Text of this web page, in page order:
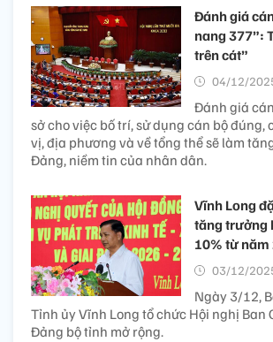
Đánh giá
nang 377”:
trên cát”
04/12/
Đánh giá
sở cho việc bố trí, sử dụng cán bộ đúng,
vị, địa phương và về tổng thể sẽ làm
Đảng, niềm tin của nhân dân.
Vĩnh Long
tăng trưởng
10% từ năm
03/12/
Ngày 3/12,
Tỉnh ủy Vĩnh Long tổ chức Hội nghị Ban
Đảng bộ tỉnh mở rộng.